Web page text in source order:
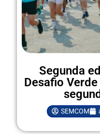
Segunda
Desafio
SEMCOM